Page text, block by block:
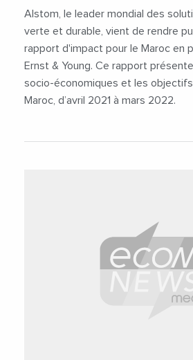
Alstom, le leader mondial des
verte et durable, vient de rendre
rapport d'impact pour le Maroc en
Ernst & Young. Ce rapport
socio-économiques et les objectifs
Maroc, d’avril 2021 à mars 2022.